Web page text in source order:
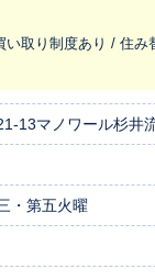
取り制度あり / 住
13マノワール杉井
・第五火曜